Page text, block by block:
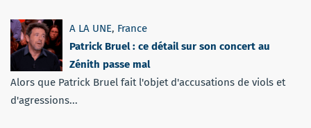
A LA UNE, France
Patrick Bruel : ce détail sur son concert au
Zénith passe mal
Alors que Patrick Bruel fait l'objet d'accusations de viols et
d'agressions...